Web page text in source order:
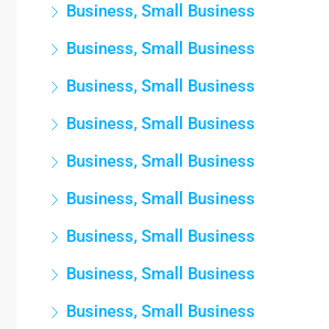
Business, Small Business
Business, Small Business
Business, Small Business
Business, Small Business
Business, Small Business
Business, Small Business
Business, Small Business
Business, Small Business
Business, Small Business